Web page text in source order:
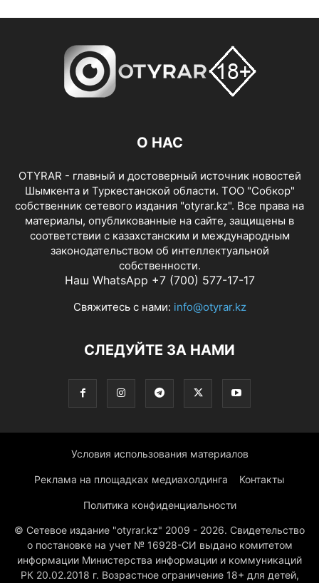
О НАС
OTYRAR - главный и достоверный источник новостей
Шымкента и Туркестанской области. ТОО "Собкор"
собственник сетевого издания "otyrar.kz". Все права на
материалы, опубликованные на сайте, защищены в
соответствии с казахстанским и международным
законодательством об интеллектуальной
собственности.
Наш WhatsApp +7 (700) 577-17-17
Свяжитесь с нами: info@otyrar.kz
СЛЕДУЙТЕ ЗА НАМИ
Условия использования материалов
Реклама на площадках медиахолдинга Контакты
Политика конфиденциальности
© Сетевое издание "otyrar.kz" 2009 - 2026. Свидетельство
о постановке на учет № 16928-СИ выдано комитетом
информации Министерства информации и коммуникаций
РК 20.02.2018 г. Возрастное ограничение 18+ для детей,